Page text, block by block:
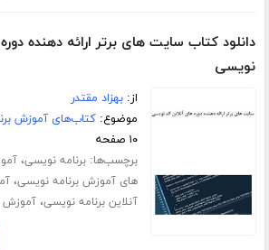
دانلود کتاب سایت های برتر ارائه دهنده
نویسی
از:بهزاد مقتدر
موضوع:کتاب‌های آموزش
۱۰ صفحه
برچسب‌ها:برنامه نویسی،
های آموزش برنامه نویسی،
آنلاین برنامه نویسی،آموزش